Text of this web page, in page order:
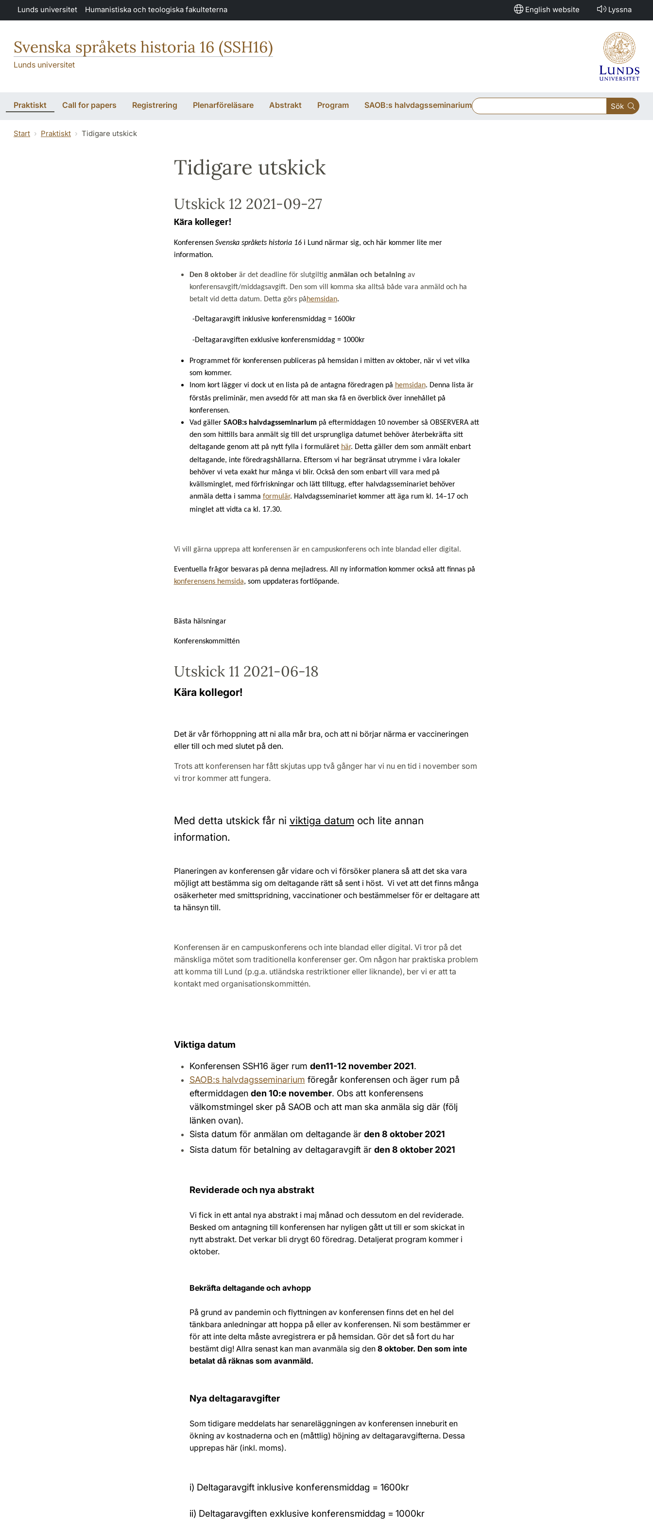
Hoppa till huvudinnehåll
Lunds universitet Humanistiska och teologiska fakulteterna English website Lyssna
Svenska språkets historia 16 (SSH16)
Lunds universitet
Praktiskt Call for papers Registrering Plenarföreläsare Abstrakt Program SAOB:s halvdagsseminarium Sök
Start Praktiskt Tidigare utskick
Tidigare utskick
Utskick 12 2021-09-27
Kära kolleger!
Konferensen Svenska språkets historia 16i Lund närmar sig, och här kommer lite mer
information.
Den 8 oktoberär det deadline för slutgiltig anmälan och betalningav
konferensavgift/middagsavgift. Den som vill komma ska alltså både vara anmäld och ha
betalt vid detta datum. Detta görs påhemsidan.
-Deltagaravgift inklusive konferensmiddag = 1600kr
-Deltagaravgiften exklusive konferensmiddag = 1000kr
Programmet för konferensen publiceras på hemsidan i mitten av oktober, när vi vet vilka
som kommer.
Inom kort lägger vi dock ut en lista på de antagna föredragen på hemsidan. Denna lista är
förstås preliminär, men avsedd för att man ska få en överblick över innehållet på
konferensen.
Vad gäller SAOB:s halvdagsseminarium på eftermiddagen 10 november så OBSERVERA att
den som hittills bara anmält sig till det ursprungliga datumet behöver återbekräfta sitt
deltagande genom att på nytt fylla i formuläret här. Detta gäller dem som anmält enbart
deltagande, inte föredragshållarna. Eftersom vi har begränsat utrymme i våra lokaler
behöver vi veta exakt hur många vi blir. Också den som enbart vill vara med på
kvällsminglet, med förfriskningar och lätt tilltugg, efter halvdagsseminariet behöver
anmäla detta i samma formulär. Halvdagsseminariet kommer att äga rum kl. 14–17 och
minglet att vidta ca kl. 17.30.
Vi vill gärna upprepa att konferensen är en campuskonferens och inte blandad eller digital.
Eventuella frågor besvaras på denna mejladress. All ny information kommer också att finnas på
konferensens hemsida, som uppdateras fortlöpande.
Bästa hälsningar
Konferenskommittén
Utskick 11 2021-06-18
Kära kollegor!
Det är vår förhoppning att ni alla mår bra, och att ni börjar närma er vaccineringen
eller till och med slutet på den.
Trots att konferensen har fått skjutas upp två gånger har vi nu en tid i november som
vi tror kommer att fungera.
Med detta utskick får ni viktiga datum och lite annan
information.
Planeringen av konferensen går vidare och vi försöker planera så att det ska vara
möjligt att bestämma sig om deltagande rätt så sent i höst. Vi vet att det finns många
osäkerheter med smittspridning, vaccinationer och bestämmelser för er deltagare att
ta hänsyn till.
Konferensen är en campuskonferens och inte blandad eller digital. Vi tror på det
mänskliga mötet som traditionella konferenser ger. Om någon har praktiska problem
att komma till Lund (p.g.a. utländska restriktioner eller liknande), ber vi er att ta
kontakt med organisations­kommittén.
Viktiga datum
Konferensen SSH16 äger rum den11-12 november 2021.
SAOB:s halvdagsseminarium föregår konferensen och äger rum på
eftermiddagen den 10:e november. Obs att konferensens
välkomstmingel sker på SAOB och att man ska anmäla sig där (följ
länken ovan).
Sista datum för anmälan om deltagande är den 8 oktober 2021
Sista datum för betalning av deltagaravgift är den 8 oktober 2021
Reviderade och nya abstrakt
Vi fick in ett antal nya abstrakt i maj månad och dessutom en del reviderade.
Besked om antagning till konferensen har nyligen gått ut till er som skickat in
nytt abstrakt. Det verkar bli drygt 60 föredrag. Detaljerat program kommer i
oktober.
Bekräfta deltagande och avhopp
På grund av pandemin och flyttningen av konferensen finns det en hel del
tänkbara anledningar att hoppa på eller av konferensen. Ni som bestämmer er
för att inte delta måste avregistrera er på hemsidan. Gör det så fort du har
bestämt dig! Allra senast kan man avanmäla sig den 8 oktober. Den som inte
betalat då räknas som avanmäld.
Nya deltagaravgifter
Som tidigare meddelats har senareläggningen av konferensen inneburit en
ökning av kostnaderna och en (måttlig) höjning av deltagaravgifterna. Dessa
upprepas här (inkl. moms).
i) Deltagaravgift inklusive konferensmiddag = 1600kr
ii) Deltagaravgiften exklusive konferensmiddag = 1000kr